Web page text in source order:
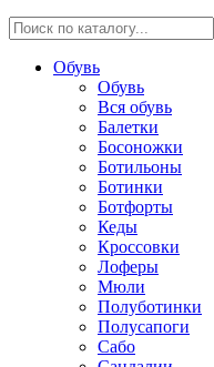
Обувь
Обувь
Вся обувь
Балетки
Босоножки
Ботильоны
Ботинки
Ботфорты
Кеды
Кроссовки
Лоферы
Мюли
Полуботинки
Полусапоги
Сабо